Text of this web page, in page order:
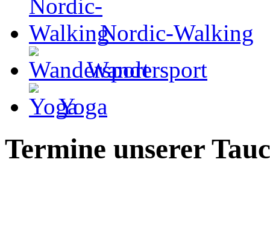
Nordic-Walking
Wandersport
Yoga
Termine unserer